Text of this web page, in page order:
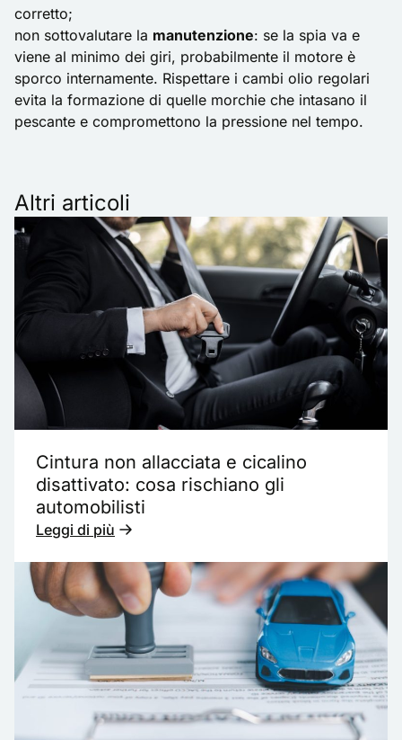
corretto;
non sottovalutare la manutenzione: se la spia va e
viene al minimo dei giri, probabilmente il motore è
sporco internamente. Rispettare i cambi olio regolari
evita la formazione di quelle morchie che intasano il
pescante e compromettono la pressione nel tempo.
Altri articoli
Cintura non allacciata e cicalino
disattivato: cosa rischiano gli
automobilisti
Leggi di più